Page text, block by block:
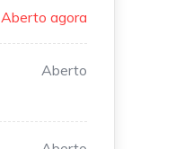
Aberto agora
Aberto